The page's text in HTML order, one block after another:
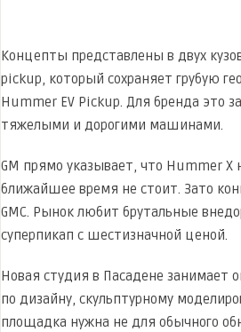
Концепты представлены в двух
pickup, который сохраняет грубую
Hummer EV Pickup. Для бренда это
тяжелыми и дорогими машинами.
GM прямо указывает, что Hummer
ближайшее время не стоит. Зато
GMC. Рынок любит брутальные
суперпикап с шестизначной ценой.
Новая студия в Пасадене занимает
по дизайну, скульптурному
площадка нужна не для обычного